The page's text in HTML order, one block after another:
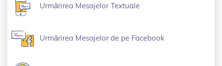
Urmărirea Mesajelor Textuale
Urmărirea Mesajelor de pe Facebook